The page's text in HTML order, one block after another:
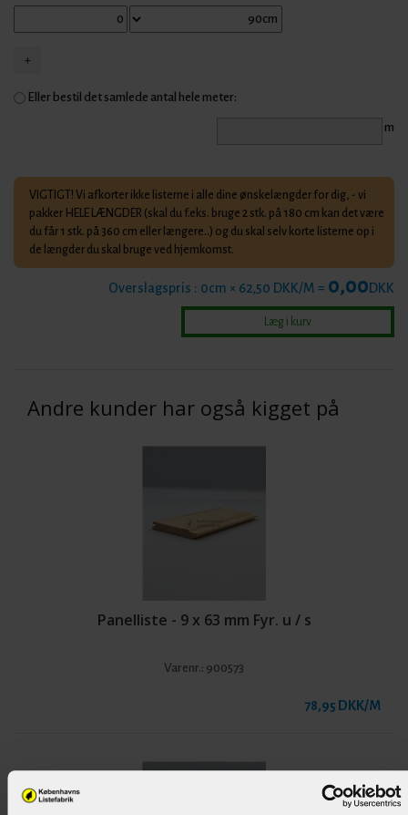
Eller bestil det samlede antal hele meter:
m
VIGTIGT! Vi afkorter ikke listerne i alle dine ønskelængder for dig, - vi
pakker HELE LÆNGDER (skal du f.eks. bruge 2 stk. på 180 cm kan det være
du får 1 stk. på 360 cm eller længere..) og du skal selv korte listerne op i
de længder du skal bruge ved hjemkomst.
Overslagspris : 0cm × 62,50 DKK/M = 0,00DKK
Andre kunder har også kigget på
Panelliste - 9 x 63 mm Fyr. u / s
Varenr.: 900573
78,95 DKK/M